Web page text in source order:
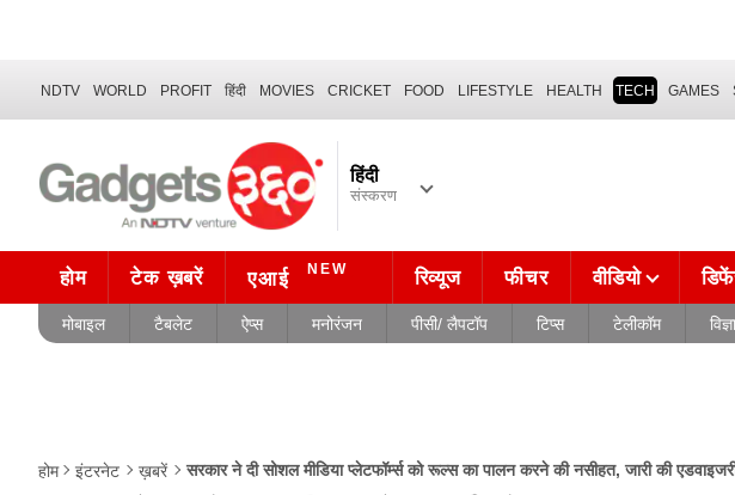
NDTV WORLD PROFIT हिंदी MOVIES CRICKET FOOD LIFESTYLE HEALTH TECH GAMES
हिंदी
संस्करण
होम टेक ख़बरें एआई NEW रिव्यूज फीचर वीडियो
मोबाइल टैबलेट ऐप्स मनोरंजन पीसी/ लैपटॉप टिप्स टेलीकॉम
होम इंटरनेट ख़बरें सरकार ने दी सोशल मीडिया प्लेटफॉर्म्स को रूल्स का पालन करने की नसीहत, जारी की